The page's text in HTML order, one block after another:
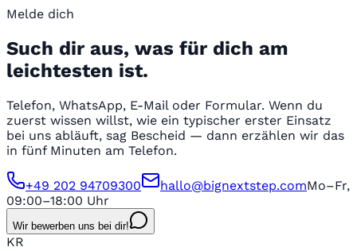
Melde dich
Such dir aus, was für dich am
leichtesten ist.
Telefon, WhatsApp, E-Mail oder Formular. Wenn du
zuerst wissen willst, wie ein typischer erster Einsatz
bei uns abläuft, sag Bescheid — dann erzählen wir das
in fünf Minuten am Telefon.
+49 202 94709300 hallo@bignextstep.comMo–Fr,
09:00–18:00 Uhr
Wir bewerben uns bei dir!
KR